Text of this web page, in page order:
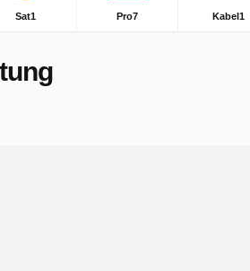
Sat1 Pro7 Kabel1